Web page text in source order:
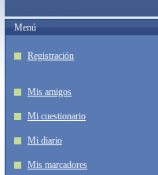
Menú
Registración
Mis amigos
Mi cuestionario
Mi diario
Mis marcadores